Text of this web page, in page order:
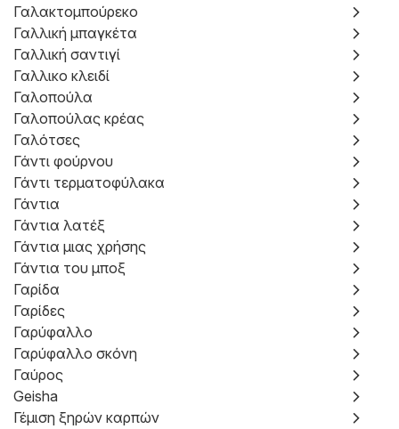
Γαλακτομπούρεκο
Γαλλική μπαγκέτα
Γαλλική σαντιγί
Γαλλικο κλειδί
Γαλοπούλα
Γαλοπούλας κρέας
Γαλότσες
Γάντι φούρνου
Γάντι τερματοφύλακα
Γάντια
Γάντια λατέξ
Γάντια μιας χρήσης
Γάντια του μποξ
Γαρίδα
Γαρίδες
Γαρύφαλλο
Γαρύφαλλο σκόνη
Γαύρος
Geisha
Γέμιση ξηρών καρπών